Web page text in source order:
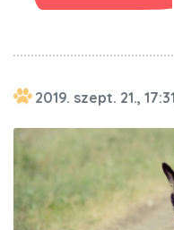
2019. szept. 21.,